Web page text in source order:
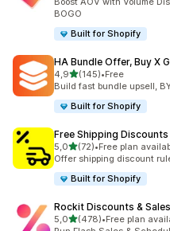
BOGO
Built for Shopify
HA Bundle Offer, Buy X
4,9/ 5 tähteä
(145)
145 arvostelua yhteensä
•Free
Build fast bundle upsell,
Built for Shopify
Free Shipping Discounts
5,0/ 5 tähteä
(72)
72 arvostelua yhteensä
•Free plan
Offer shipping discount
Built for Shopify
Rockit Discounts &
5,0/ 5 tähteä
(478)
478 arvostelua yhteensä
•Free plan